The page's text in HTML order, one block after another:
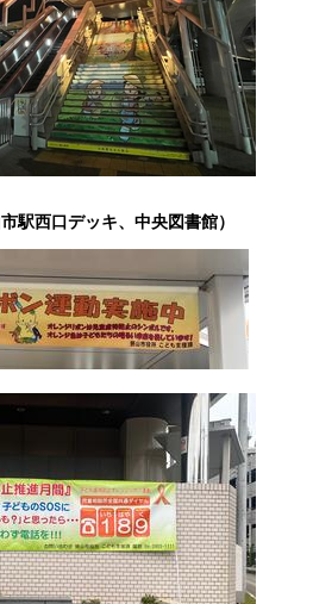
駅西口デッキ、中央図書館）